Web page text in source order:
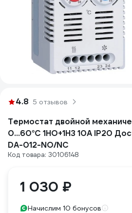
4.8 5 отзывов
Термостат двойной
0…60°С 1НО+1НЗ 10А IP20
DA-012-NO/NC
Код товара: 30106148
1 030 ₽
Начислим 10 бонусов